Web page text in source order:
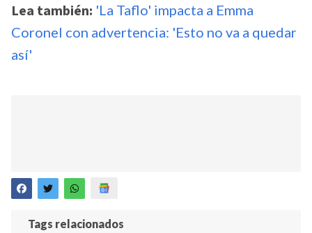
Lea también: 'La Taflo' impacta a Emma
Coronel con advertencia: 'Esto no va a quedar
así'
Tags relacionados